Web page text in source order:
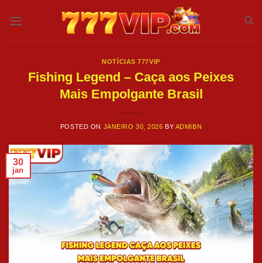
NOTÍCIAS 777VIP
Fishing Legend – Caça aos Peixes
Mais Empolgante Brasil
POSTED ON JANEIRO 30, 2026 BY ADMIBN
30
jan